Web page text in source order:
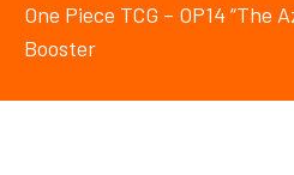
One Piece TCG – OP14 “The
Booster